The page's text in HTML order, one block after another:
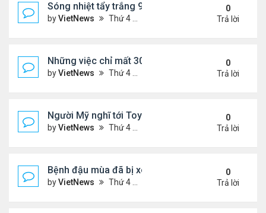
Sóng nhiệt tẩy trắng 91% rạn san hô Great Barrier
byVietNews Thứ 4 Tháng 5 11, 2022 5:39 pm
0
Trả lời
Những việc chỉ mất 30 giây giúp nhà luôn sạch sẽ
byVietNews Thứ 4 Tháng 5 11, 2022 5:38 pm
0
Trả lời
Người Mỹ nghĩ tới Toyota đầu tiên khi mua ôtô
byVietNews Thứ 4 Tháng 5 11, 2022 5:24 pm
0
Trả lời
Bệnh đậu mùa đã bị xóa sổ thế nào
byVietNews Thứ 4 Tháng 5 11, 2022 5:19 pm
0
Trả lời